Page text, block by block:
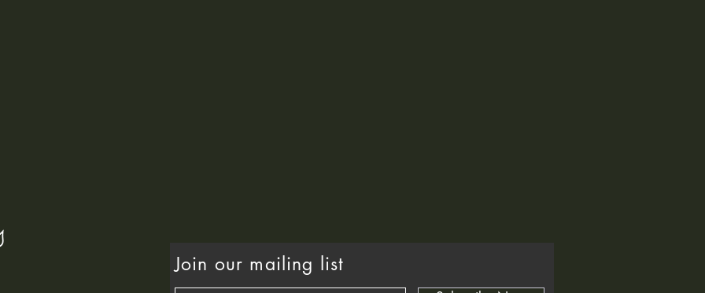
Join our mailing list